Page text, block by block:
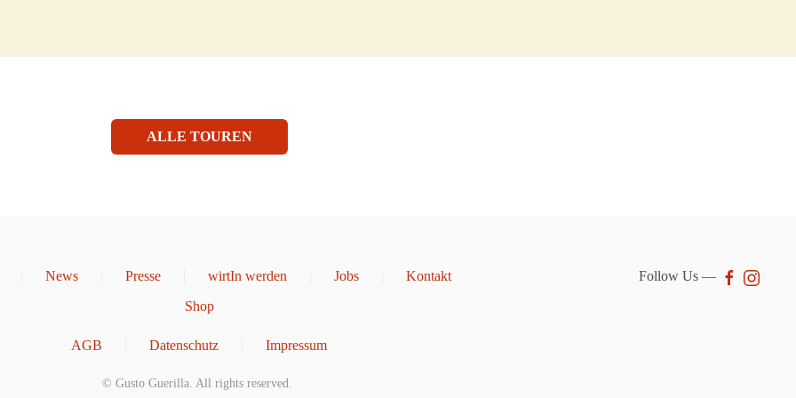
ALLE TOUREN
News Presse wirtIn werden Jobs
Kontakt
Shop
AGB Datenschutz Impressum
© Gusto Guerilla. All rights reserved.
Follow Us —